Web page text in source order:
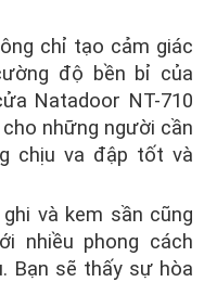
chỉ tạo cảm giác
độ bền bỉ của
Natadoor NT-710
những người cần
chịu va đập tốt và
và kem sần cũng
nhiều phong cách
Bạn sẽ thấy sự hòa